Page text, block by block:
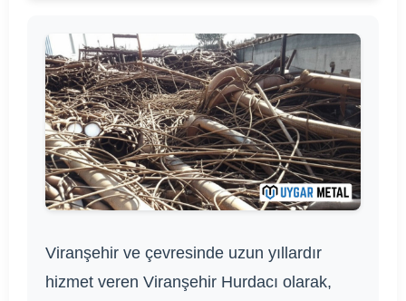
Viranşehir ve çevresinde uzun yıllardır
hizmet veren Viranşehir Hurdacı olarak,